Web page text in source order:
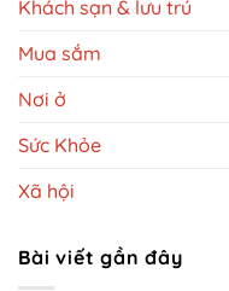
Khách sạn & lưu trú
Mua sắm
Nơi ở
Sức Khỏe
Xã hội
Bài viết gần đây